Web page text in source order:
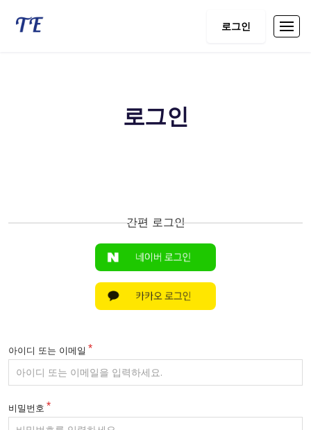
로그인
로그인
간편 로그인
아이디 또는 이메일
비밀번호